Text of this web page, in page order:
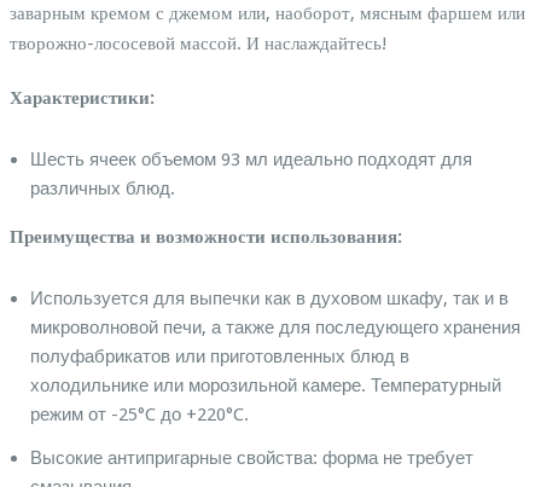
заварным кремом с джемом или, наоборот, мясным фаршем или
творожно-лососевой массой. И наслаждайтесь!
Характеристики:
Шесть ячеек объемом 93 мл идеально подходят для
различных блюд.
Преимущества и возможности использования:
Используется для выпечки как в духовом шкафу, так и в
микроволновой печи, а также для последующего хранения
полуфабрикатов или приготовленных блюд в
холодильнике или морозильной камере. Температурный
режим от -25°C до +220°C.
Высокие антипригарные свойства: форма не требует